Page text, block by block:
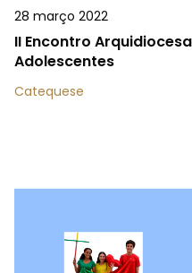
28 março 2022
II Encontro
Adolescentes
Catequese